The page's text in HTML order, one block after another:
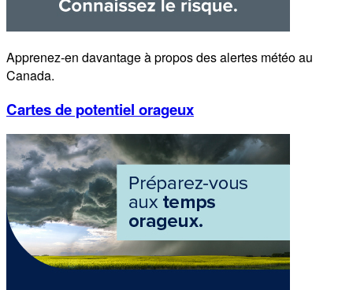
Apprenez-en davantage à propos des alertes météo au
Canada.
Cartes de potentiel orageux